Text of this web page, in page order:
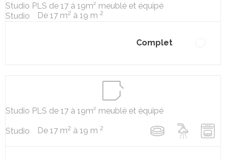
Studio PLS de 17 à 19m² meublé et équipé
Studio
De 17 m2 à 19 m 2
Complet
Studio PLS de 17 à 19m² meublé et équipé
Studio De 17 m2 à 19 m 2